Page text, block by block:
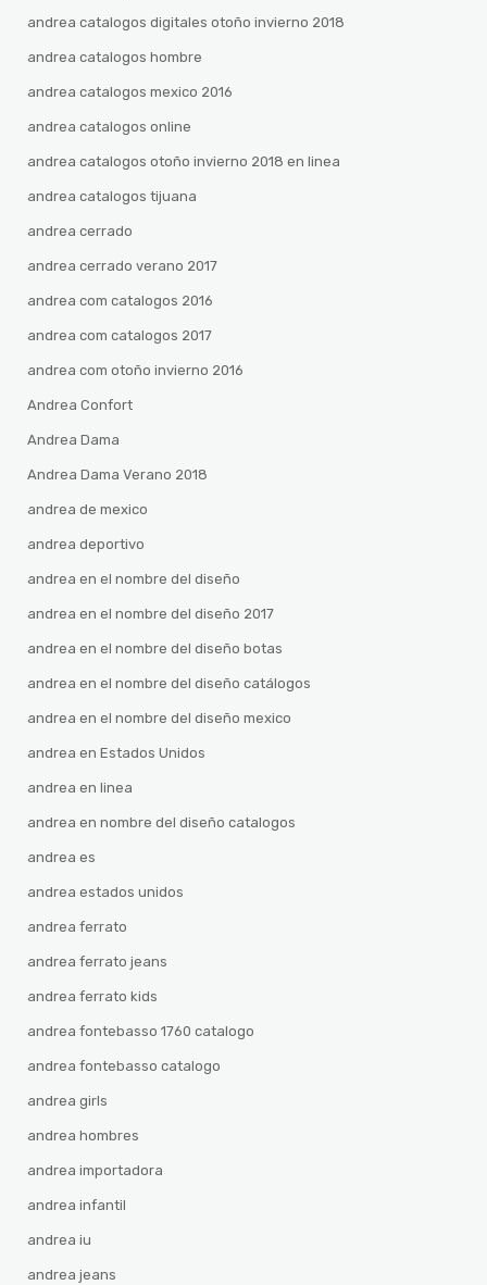
andrea catalogos digitales otoño invierno 2018
andrea catalogos hombre
andrea catalogos mexico 2016
andrea catalogos online
andrea catalogos otoño invierno 2018 en linea
andrea catalogos tijuana
andrea cerrado
andrea cerrado verano 2017
andrea com catalogos 2016
andrea com catalogos 2017
andrea com otoño invierno 2016
Andrea Confort
Andrea Dama
Andrea Dama Verano 2018
andrea de mexico
andrea deportivo
andrea en el nombre del diseño
andrea en el nombre del diseño 2017
andrea en el nombre del diseño botas
andrea en el nombre del diseño catálogos
andrea en el nombre del diseño mexico
andrea en Estados Unidos
andrea en linea
andrea en nombre del diseño catalogos
andrea es
andrea estados unidos
andrea ferrato
andrea ferrato jeans
andrea ferrato kids
andrea fontebasso 1760 catalogo
andrea fontebasso catalogo
andrea girls
andrea hombres
andrea importadora
andrea infantil
andrea iu
andrea jeans